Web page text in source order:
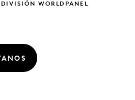
DIVISIÓN WORLDPANEL